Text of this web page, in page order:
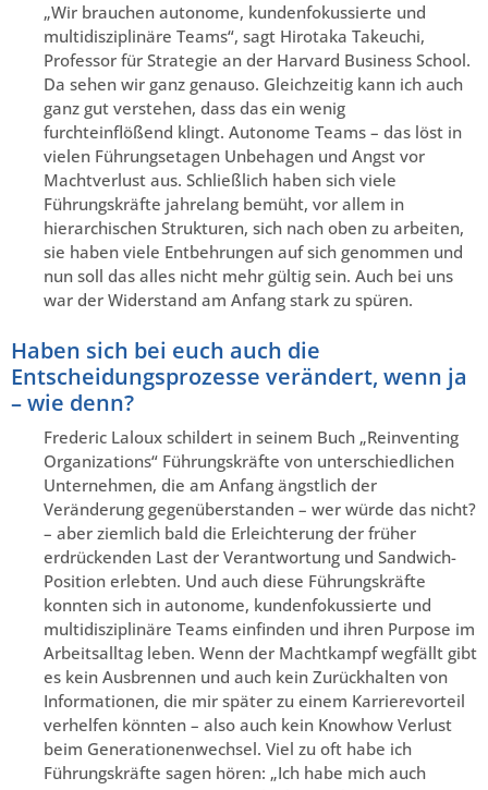
„Wir brauchen autonome, kundenfokussierte und
multidisziplinäre Teams“, sagt Hirotaka Takeuchi,
Professor für Strategie an der Harvard Business School.
Da sehen wir ganz genauso. Gleichzeitig kann ich auch
ganz gut verstehen, dass das ein wenig
furchteinflößend klingt. Autonome Teams – das löst in
vielen Führungsetagen Unbehagen und Angst vor
Machtverlust aus. Schließlich haben sich viele
Führungskräfte jahrelang bemüht, vor allem in
hierarchischen Strukturen, sich nach oben zu arbeiten,
sie haben viele Entbehrungen auf sich genommen und
nun soll das alles nicht mehr gültig sein. Auch bei uns
war der Widerstand am Anfang stark zu spüren.
Haben sich bei euch auch die
Entscheidungsprozesse verändert, wenn ja
– wie denn?
Frederic Laloux schildert in seinem Buch „Reinventing
Organizations“ Führungskräfte von unterschiedlichen
Unternehmen, die am Anfang ängstlich der
Veränderung gegenüberstanden – wer würde das nicht?
– aber ziemlich bald die Erleichterung der früher
erdrückenden Last der Verantwortung und Sandwich-
Position erlebten. Und auch diese Führungskräfte
konnten sich in autonome, kundenfokussierte und
multidisziplinäre Teams einfinden und ihren Purpose im
Arbeitsalltag leben. Wenn der Machtkampf wegfällt gibt
es kein Ausbrennen und auch kein Zurückhalten von
Informationen, die mir später zu einem Karrierevorteil
verhelfen könnten – also auch kein Knowhow Verlust
beim Generationenwechsel. Viel zu oft habe ich
Führungskräfte sagen hören: „Ich habe mich auch